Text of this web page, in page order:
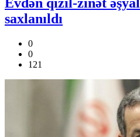
saxlanıldı
0
0
121